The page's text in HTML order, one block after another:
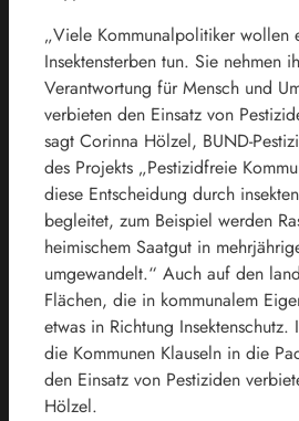
„Viele Kommunalpolitiker wollen
Insektensterben tun. Sie nehmen
Verantwortung für Mensch und
verbieten den Einsatz von
sagt Corinna Hölzel, BUND-
des Projekts „Pestizidfreie
diese Entscheidung durch
begleitet, zum Beispiel werden
heimischem Saatgut in
umgewandelt.“ Auch auf den
Flächen, die in kommunalem
etwas in Richtung
die Kommunen Klauseln in die
den Einsatz von Pestiziden
Hölzel.